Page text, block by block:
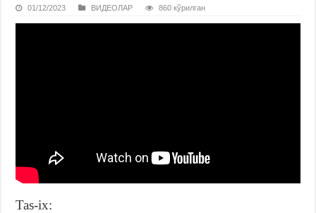
01/12/2023 ВИДЕОЛАР 860 кўрилган
Tas-ix: